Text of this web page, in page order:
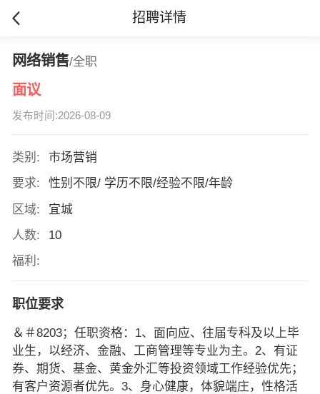
招聘详情
网络销售/全职
面议
发布时间:2026-08-09
类别:
市场营销
要求:
性别不限/ 学历不限/经验不限/年龄
区域:
宜城
人数:
10
福利:
职位要求
＆＃8203；任职资格：1、面向应、往届专科及以上毕
业生，以经济、金融、工商管理等专业为主。2、有证
券、期货、基金、黄金外汇等投资领域工作经验优先；
有客户资源者优先。3、身心健康，体貌端庄，性格活